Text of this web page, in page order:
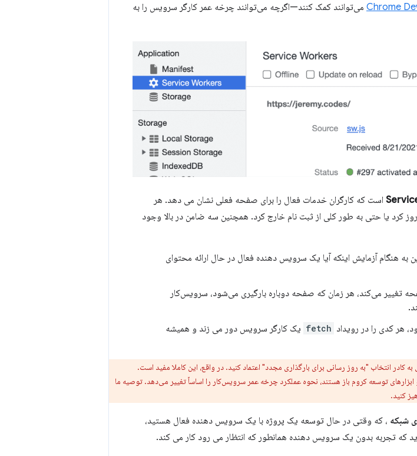
می‌توانند کمک کنند—اگرچه می‌توانند چرخه عمر کارگر سرویس را به
است که کارگران خدمات فعال را برای صفحه فعلی نشان می دهد. هر
کرد یا حتی به طور کلی از ثبت نام خارج کرد. همچنین سه ضامن در بالا وجود
به هنگام آزمایش اینکه آیا یک سرویس دهنده فعال در حال ارائه محتوای
تغییر می‌کند، هر زمان که صفحه دوباره بارگیری می‌شود، سرویس‌کار
هر کدی را در رویداد fetch یک کارگر سرویس دور می زند و همیشه
انتخاب "به روز رسانی برای بارگذاری مجدد" اعتماد کنید. در واقع، این کاملا مفید است.
توسعه کروم باز هستند، نحوه عملکرد چرخه عمر سرویس‌کار را اساساً تغییر می‌دهد. توصیه ما
کنید.
، که وقتی در حال توسعه یک پروژه با یک سرویس دهنده فعال هستید،
که تجربه بدون یک سرویس دهنده همانطور که انتظار می رود کار می کند.